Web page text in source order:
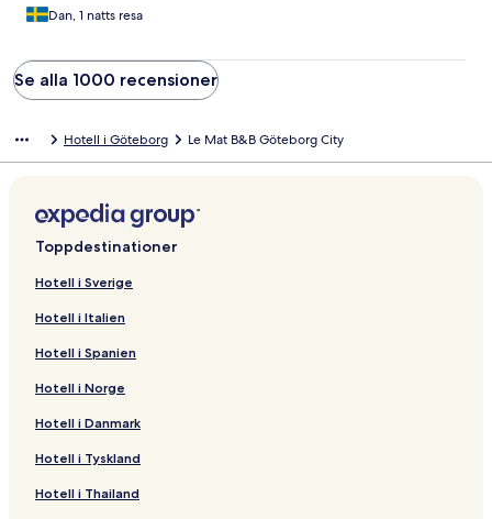
Dan, 1 natts resa
Se alla 1000 recensioner
Hotell i Göteborg Le Mat B&B Göteborg City
Toppdestinationer
Hotell i Sverige
Hotell i Italien
Hotell i Spanien
Hotell i Norge
Hotell i Danmark
Hotell i Tyskland
Hotell i Thailand